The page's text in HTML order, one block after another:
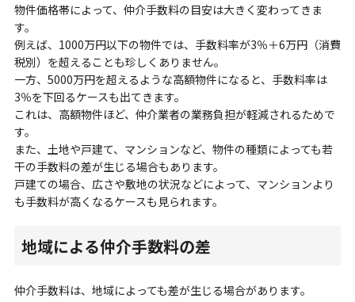
物件価格帯によって、仲介手数料の目安は大きく変わってきま
す。
例えば、1000万円以下の物件では、手数料率が3％＋6万円（消費
税別）を超えることも珍しくありません。
一方、5000万円を超えるような高額物件になると、手数料率は
3％を下回るケースも出てきます。
これは、高額物件ほど、仲介業者の業務負担が軽減されるためで
す。
また、土地や戸建て、マンションなど、物件の種類によっても若
干の手数料の差が生じる場合もあります。
戸建ての場合、広さや敷地の状況などによって、マンションより
も手数料が高くなるケースも見られます。
地域による仲介手数料の差
仲介手数料は、地域によっても差が生じる場合があります。